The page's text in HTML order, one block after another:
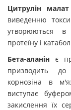
Цитрулін малат
виведенню
утворюються в
протеїну і
Бета-аланін є
призводить до
корнозіна в
виступає
закислення їх